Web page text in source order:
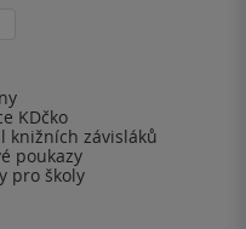
KDčko
knižních závisláků
poukazy
pro školy